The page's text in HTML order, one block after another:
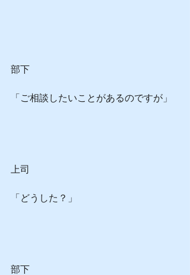
部下
「ご相談したいことがあるのですが」
上司
「どうした？」
部下